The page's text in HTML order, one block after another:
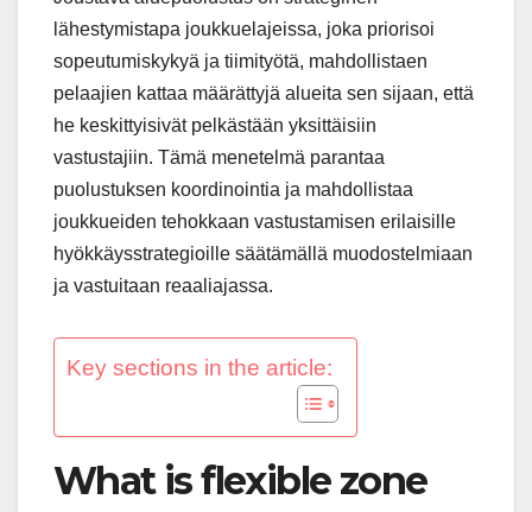
lähestymistapa joukkuelajeissa, joka priorisoi
sopeutumiskykyä ja tiimityötä, mahdollistaen
pelaajien kattaa määrättyjä alueita sen sijaan, että
he keskittyisivät pelkästään yksittäisiin
vastustajiin. Tämä menetelmä parantaa
puolustuksen koordinointia ja mahdollistaa
joukkueiden tehokkaan vastustamisen erilaisille
hyökkäysstrategioille säätämällä muodostelmiaan
ja vastuitaan reaaliajassa.
Key sections in the article:
What is flexible zone